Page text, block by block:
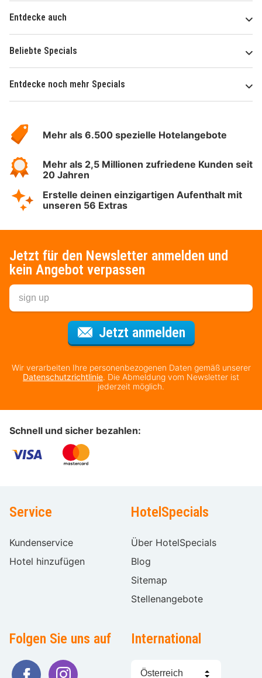
Entdecke auch
Beliebte Specials
Entdecke noch mehr Specials
Hotelspecials
Mehr als 6.500 spezielle Hotelangebote
Mehr als 2,5 Millionen zufriedene Kunden seit
20 Jahren
Erstelle deinen einzigartigen Aufenthalt mit
unseren 56 Extras
Jetzt für den Newsletter anmelden und
kein Angebot verpassen
Jetzt anmeldenFür den
Wir verarbeiten Ihre personenbezogenen Daten gemäß unserer
Datenschutzrichtlinie. Die Abmeldung vom Newsletter ist
jederzeit möglich.
Schnell und sicher bezahlen:
Service
Kundenservice
Hotel hinzufügen
HotelSpecials
Über HotelSpecials
Blog
Sitemap
Stellenangebote
Folgen Sie uns auf International
Sprache